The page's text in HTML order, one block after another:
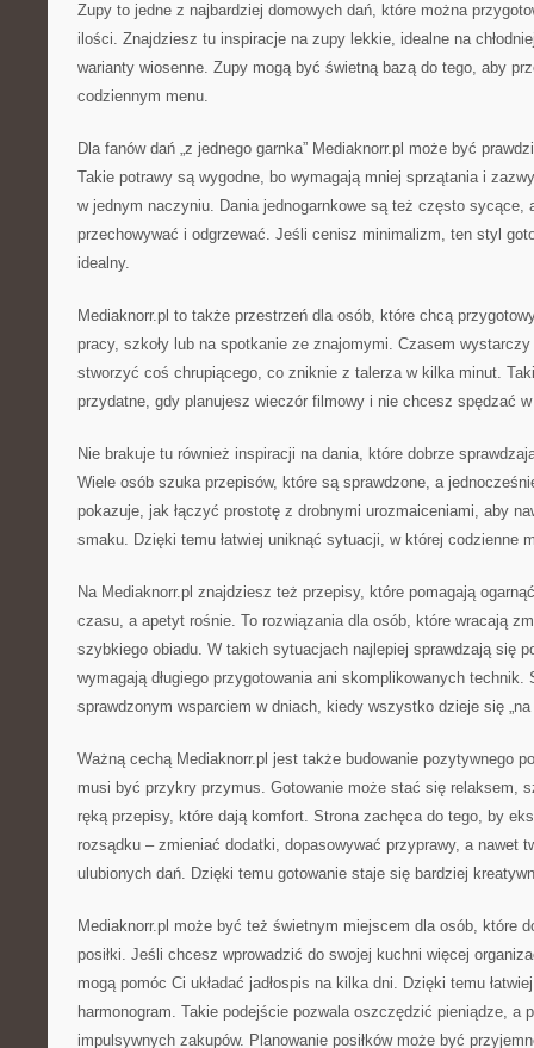
Zupy to jedne z najbardziej domowych dań, które można
ilości. Znajdziesz tu inspiracje na zupy lekkie, idealne na
warianty wiosenne. Zupy mogą być świetną bazą do tego, aby
codziennym menu.
Dla fanów dań „z jednego garnka” Mediaknorr.pl może być
Takie potrawy są wygodne, bo wymagają mniej sprzątania i
w jednym naczyniu. Dania jednogarnkowe są też często sycące,
przechowywać i odgrzewać. Jeśli cenisz minimalizm, ten styl
idealny.
Mediaknorr.pl to także przestrzeń dla osób, które chcą
pracy, szkoły lub na spotkanie ze znajomymi. Czasem wystarczy
stworzyć coś chrupiącego, co zniknie z talerza w kilka minut.
przydatne, gdy planujesz wieczór filmowy i nie chcesz spędzać w
Nie brakuje tu również inspiracji na dania, które dobrze
Wiele osób szuka przepisów, które są sprawdzone, a
pokazuje, jak łączyć prostotę z drobnymi urozmaiceniami, aby
smaku. Dzięki temu łatwiej uniknąć sytuacji, w której codzienne
Na Mediaknorr.pl znajdziesz też przepisy, które pomagają
czasu, a apetyt rośnie. To rozwiązania dla osób, które wracają
szybkiego obiadu. W takich sytuacjach najlepiej sprawdzają się
wymagają długiego przygotowania ani skomplikowanych
sprawdzonym wsparciem w dniach, kiedy wszystko dzieje się „na
Ważną cechą Mediaknorr.pl jest także budowanie pozytywnego
musi być przykry przymus. Gotowanie może stać się relaksem,
ręką przepisy, które dają komfort. Strona zachęca do tego, by
rozsądku – zmieniać dodatki, dopasowywać przyprawy, a nawet
ulubionych dań. Dzięki temu gotowanie staje się bardziej
Mediaknorr.pl może być też świetnym miejscem dla osób, które
posiłki. Jeśli chcesz wprowadzić do swojej kuchni więcej
mogą pomóc Ci układać jadłospis na kilka dni. Dzięki temu
harmonogram. Takie podejście pozwala oszczędzić pieniądze, a
impulsywnych zakupów. Planowanie posiłków może być